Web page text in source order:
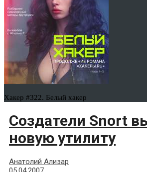
Хакер #322. Белый хакер
Создатели Snort
новую утилиту
Анатолий Ализар